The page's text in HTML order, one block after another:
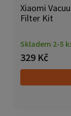
Xiaomi
Filter Kit
Skladem 2-5
329 Kč